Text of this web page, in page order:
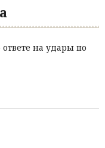
на удары по